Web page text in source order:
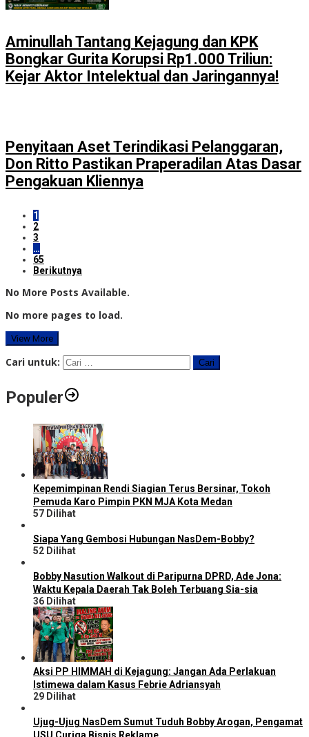
Aminullah Tantang Kejagung dan KPK
Bongkar Gurita Korupsi Rp1.000 Triliun:
Kejar Aktor Intelektual dan Jaringannya!
Penyitaan Aset Terindikasi Pelanggaran,
Don Ritto Pastikan Praperadilan Atas Dasar
Pengakuan Kliennya
1
2
3
…
65
Berikutnya
No More Posts Available.
No more pages to load.
View More
Cari untuk:
Populer
Kepemimpinan Rendi Siagian Terus Bersinar, Tokoh
Pemuda Karo Pimpin PKN MJA Kota Medan
57 Dilihat
Siapa Yang Gembosi Hubungan NasDem-Bobby?
52 Dilihat
Bobby Nasution Walkout di Paripurna DPRD, Ade Jona:
Waktu Kepala Daerah Tak Boleh Terbuang Sia-sia
36 Dilihat
Aksi PP HIMMAH di Kejagung: Jangan Ada Perlakuan
Istimewa dalam Kasus Febrie Adriansyah
29 Dilihat
Ujug-Ujug NasDem Sumut Tuduh Bobby Arogan, Pengamat